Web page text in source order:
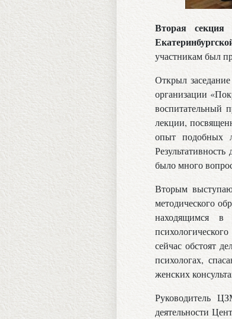
Вторая
участникам был
Открыл
организации
воспитательный
лекции,
опыт подобных
было много
Вторым
методического
находящимся в
сейчас обстоят
психологах,
женских
Руководитель
деятельности